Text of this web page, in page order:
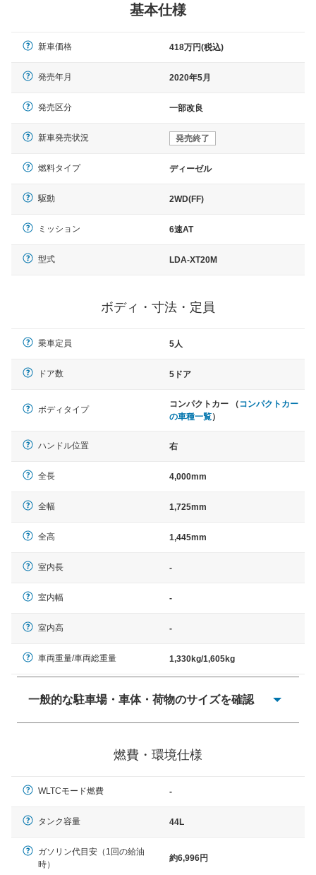
基本仕様
新車価格 418万円(税込)
発売年月 2020年5月
発売区分 一部改良
新車発売状況 発売終了
燃料タイプ ディーゼル
駆動 2WD(FF)
ミッション 6速AT
型式 LDA-XT20M
ボディ・寸法・定員
乗車定員 5人
ドア数 5ドア
ボディタイプ
コンパクトカー （コンパクトカー
の車種一覧）
ハンドル位置 右
全長 4,000mm
全幅 1,725mm
全高 1,445mm
室内長 -
室内幅 -
室内高 -
車両重量/車両総重量 1,330kg/1,605kg
一般的な駐車場・車体・荷物のサイズを確認
× 長さ 5,000mm 車路幅 5,000mmというサイズが標準値
燃費・環境仕様
WLTCモード燃費 -
タンク容量 44L
ガソリン代目安（1回の給油
時）
約6,996円